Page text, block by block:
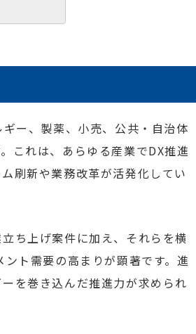
ー、製薬、小売、公共・自治体
これは、あらゆる産業でDX推進
刷新や業務改革が活発化してい
ち上げ案件に加え、それらを横
ト需要の高まりが顕著です。進
を巻き込んだ推進力が求められ